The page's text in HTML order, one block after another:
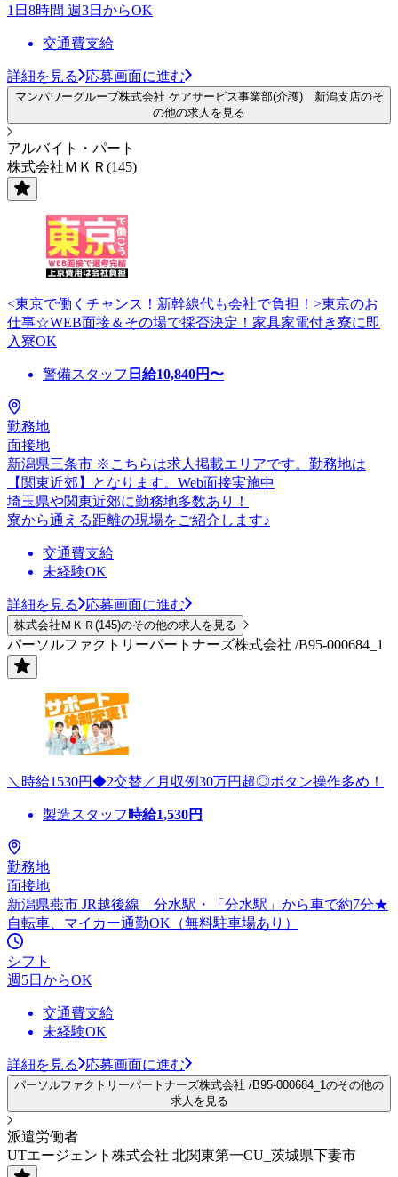
1日8時間 週3日からOK
交通費支給
詳細を見る 応募画面に進む
マンパワーグループ株式会社 ケアサービス事業部(介護) 新潟支店のそ
の他の求人を見る
アルバイト・パート
株式会社ＭＫＲ(145)
<東京で働くチャンス！新幹線代も会社で負担！>東京のお
仕事☆WEB面接＆その場で採否決定！家具家電付き寮に即
入寮OK
警備スタッフ 日給10,840円〜
勤務地
面接地
新潟県三条市 ※こちらは求人掲載エリアです。勤務地は
【関東近郊】となります。Web面接実施中
埼玉県や関東近郊に勤務地多数あり！
寮から通える距離の現場をご紹介します♪
交通費支給
未経験OK
詳細を見る 応募画面に進む
株式会社ＭＫＲ(145)のその他の求人を見る
パーソルファクトリーパートナーズ株式会社 /B95-000684_1
＼時給1530円◆2交替／月収例30万円超◎ボタン操作多め！
製造スタッフ 時給1,530円
勤務地
面接地
新潟県燕市 JR越後線 分水駅・「分水駅」から車で約7分★
自転車、マイカー通勤OK（無料駐車場あり）
シフト
週5日からOK
交通費支給
未経験OK
詳細を見る 応募画面に進む
パーソルファクトリーパートナーズ株式会社 /B95-000684_1のその他の
求人を見る
派遣労働者
UTエージェント株式会社 北関東第一CU_茨城県下妻市